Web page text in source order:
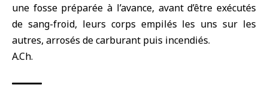
une fosse préparée à l’avance, avant d’être exécutés
de sang-froid, leurs corps empilés les uns sur les
autres, arrosés de carburant puis incendiés.
A.Ch.